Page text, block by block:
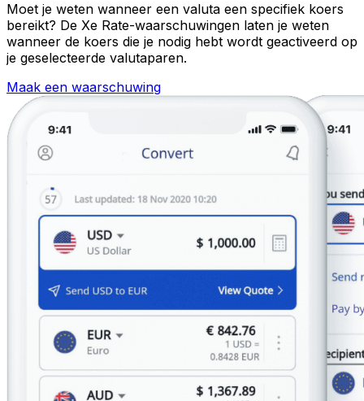
Moet je weten wanneer een valuta een specifiek koers
bereikt? De Xe Rate-waarschuwingen laten je weten
wanneer de koers die je nodig hebt wordt geactiveerd op
je geselecteerde valutaparen.
Maak een waarschuwing